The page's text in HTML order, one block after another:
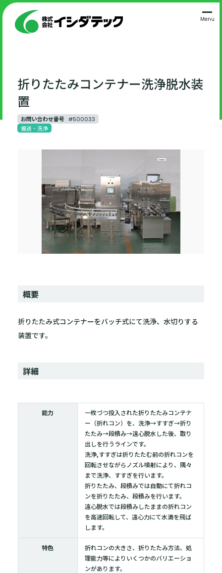
Menu
折りたたみコンテナー洗浄脱水装
置
搬送・洗浄
お問い合わせ番号 #500033
概要
折りたたみ式コンテナーをバッチ式にて洗浄、水切りする
装置です。
詳細
能力
一枚づつ投入された折りたたみコンテナ
ー（折れコン）を、洗浄→すすぎ→折り
たたみ→段積み→遠心脱水した後、取り
出しを行うラインです。
洗浄,すすぎは折りたたむ前の折れコンを
回転させながらノズル噴射により、隅々
まで洗浄、すすぎを行います。
折りたたみ、段積みでは自動にて折れコ
ンを折りたたみ、段積みを行います。
遠心脱水では段積みしたままの折れコン
を高速回転して、遠心力にて水滴を飛ば
します。
特色
折れコンの大きさ、折りたたみ方法、処
理能力等によりいくつかのバリエーショ
ンがあります。